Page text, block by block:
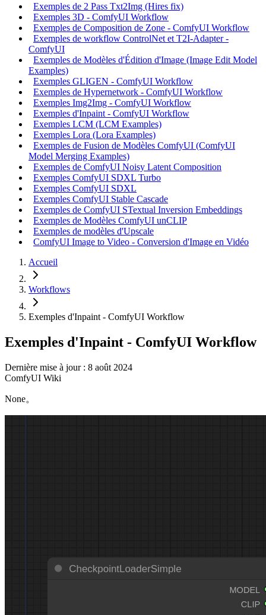
Exemples de 2 Pass Txt2Img (Hires fix)
Exemples 3D - ComfyUI Workflow
Exemples de Composition de Zone - ComfyUI Workflow
Exemples de workflow ControlNet et T2I-Adapter -
ComfyUI
Exemples de Modèles d'Édition d'Image (Image Edit Model
Examples)
Exemples GLIGEN - ComfyUI Workflow
Exemples de Hypernetwork - ComfyUI Workflow
Exemples Img2Img - ComfyUI Workflow
Exemples d'Inpaint - ComfyUI Workflow
Exemples LCM (LCM Examples)
Exemples Lora (Lora Examples)
Exemples de Fusion de Modèles ComfyUI (ComfyUI
Model Merging Examples)
Exemples de ComfyUI Noisy Latent Composition
Exemples ComfyUI SDXL Turbo
Exemples ComfyUI SDXL
Exemples ComfyUI Stable Cascade
Exemples de ComfyUI STextual Inversion Embeddings
Exemples de Modèles ComfyUI unCLIP
Exemples de modèles d'Upscale
ComfyUI Image to Video - Conversion d'Image en Vidéo
Accueil
Workflows
Exemples d'Inpaint - ComfyUI Workflow
Exemples d'Inpaint - ComfyUI Workflow
Dernière mise à jour : 8 août 2024
ComfyUI Wiki
None。